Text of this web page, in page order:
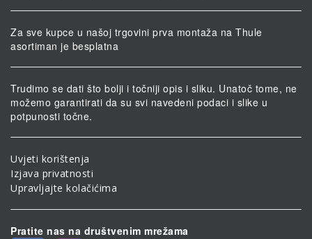
Za sve kupce u našoj trgovini prva montaža na Thule
asortiman je besplatna
Trudimo se dati što bolji i točniji opis i sliku. Unatoč tome, ne
možemo garantirati da su svi navedeni podaci i slike u
potpunosti točne.
Uvjeti korištenja
Izjava privatnosti
Upravljajte kolačićima
Pratite nas na društvenim mrežama